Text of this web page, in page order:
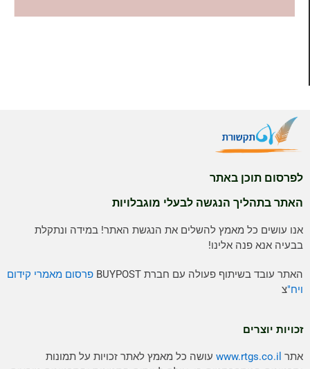
לפרסום תוכן באתר
האתר בתהליך הנגשה לבעלי מוגבלויות
אנו עושים כל מאמץ להשלים את הנגשת האתר! במידה ונתקלת
בבעיה אנא פנה אלינו!
האתר עובד בשיתוף פעולה עם חברת BUYPOST
פרסום מאמרי קידום
ויח"צ
זכויות יוצרים
אתרwww.rtgs.co.ilעושה כל מאמץ לאתר זכויות על תמונות